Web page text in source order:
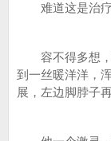
难道这是治疗
容不得多想，
到一丝暖洋洋，
展，左边脚脖子